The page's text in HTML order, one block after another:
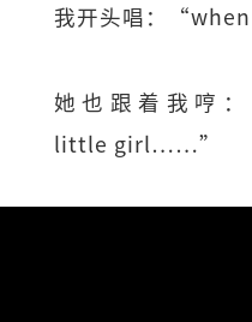
我开头唱：
她也跟着我哼
little girl……”